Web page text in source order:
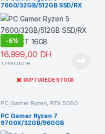
7600/32GB/512GB SSD/RX
9070 XT 16GB
-6%
16.999,00 DH
17.999,00DH
❌ RUPTURE DE STOCK
PC Gamer Ryzen, RTX 5080
16GB
PC Gamer Ryzen 7
9700X/32GB/960GB
SSD/RTX 5080 16GO